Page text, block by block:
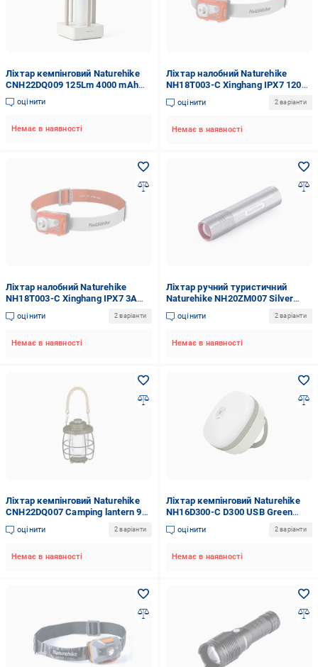
Ліхтар кемпінговий Naturehike
CNH22DQ009 125Lm 4000 mAh
10,5x10,5x15,4 см Brown
(6975641886112)
оцінити
Немає в наявності
Ліхтар налобний Naturehike
NH18T003-C Xinghang IPX7 1200
mAh charge version Orange
(6927595746202)
оцінити 2 варіанти
Немає в наявності
Ліхтар налобний Naturehike
NH18T003-C Xinghang IPX7 3A
battery Orange (6927595746288)
оцінити 2 варіанти
Немає в наявності
Ліхтар ручний туристичний
Naturehike NH20ZM007 Silver
(6927595746547)
оцінити 2 варіанти
Немає в наявності
Ліхтар кемпінговий Naturehike
CNH22DQ007 Camping lantern 95
2000 mAh Army Green
(6927595713679)
оцінити 2 варіанти
Немає в наявності
Ліхтар кемпінговий Naturehike
NH16D300-C D300 USB Green
(6927595774120)
оцінити 2 варіанти
Немає в наявності